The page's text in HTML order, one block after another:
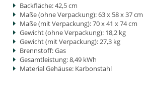
Backfläche: 42,5 cm
Maße (ohne Verpackung): 63 x 58 x 37 cm
Maße (mit Verpackung): 70 x 41 x 74 cm
Gewicht (ohne Verpackung): 18,2 kg
Gewicht (mit Verpackung): 27,3 kg
Brennstoff: Gas
Gesamtleistung: 8,49 kWh
Material Gehäuse: Karbonstahl